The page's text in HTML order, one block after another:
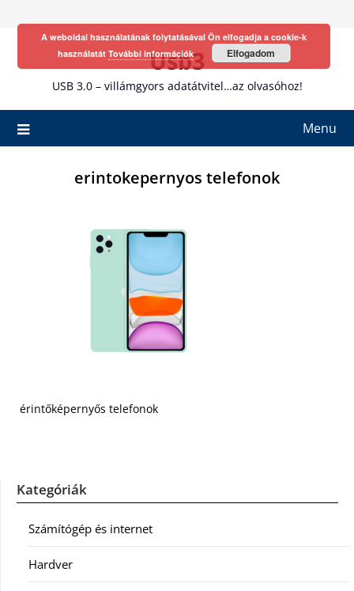
Usb3
USB 3.0 – villámgyors adatátvitel…az olvasóhoz!
Menu
erintokepernyos telefonok
érintőképernyős telefonok
Kategóriák
Számítógép és internet
Hardver
A weboldal használatának folytatásával Ön elfogadja a cookie-k
használatát További információk Elfogadom